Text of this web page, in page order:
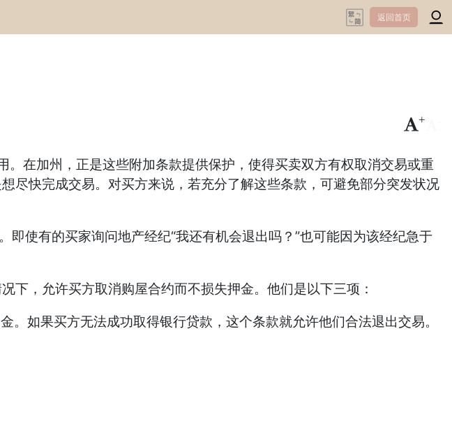
返回首页
+
在加州，正是这些附加条款提供保护，使得买卖双方有权取消交易或重
尽快完成交易。对买方来说，若充分了解这些条款，可避免部分突发状况
使有的买家询问地产经纪“我还有机会退出吗？”也可能因为该经纪急于
，允许买方取消购屋合约而不损失押金。他们是以下三项：
果买方无法成功取得银行贷款，这个条款就允许他们合法退出交易。